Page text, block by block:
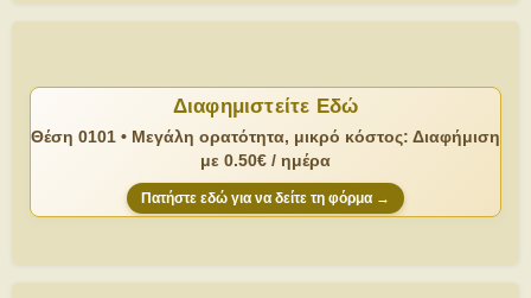
Διαφημιστείτε Εδώ
Θέση 0101 • Μεγάλη ορατότητα, μικρό κόστος: Διαφήμιση
με 0.50€ / ημέρα
Πατήστε εδώ για να δείτε τη φόρμα →